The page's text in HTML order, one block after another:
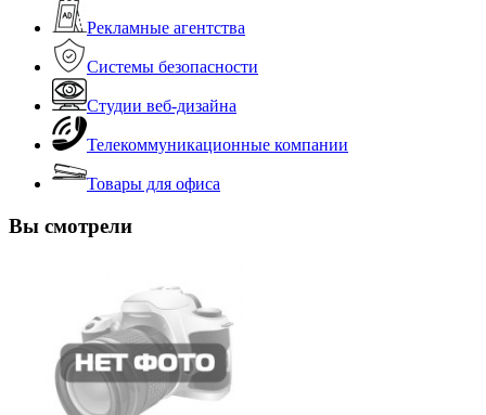
Рекламные агентства
Системы безопасности
Студии веб-дизайна
Телекоммуникационные компании
Товары для офиса
Вы смотрели